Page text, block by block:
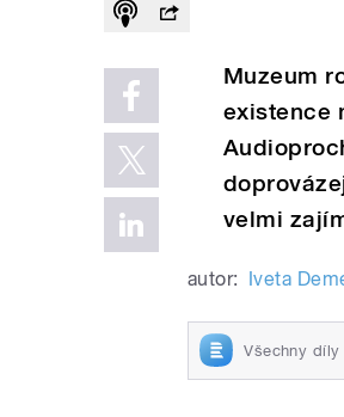
Muzeum
existence
velmi
autor: Iveta
Všechny díly